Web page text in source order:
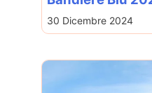
30 Dicembre 2024